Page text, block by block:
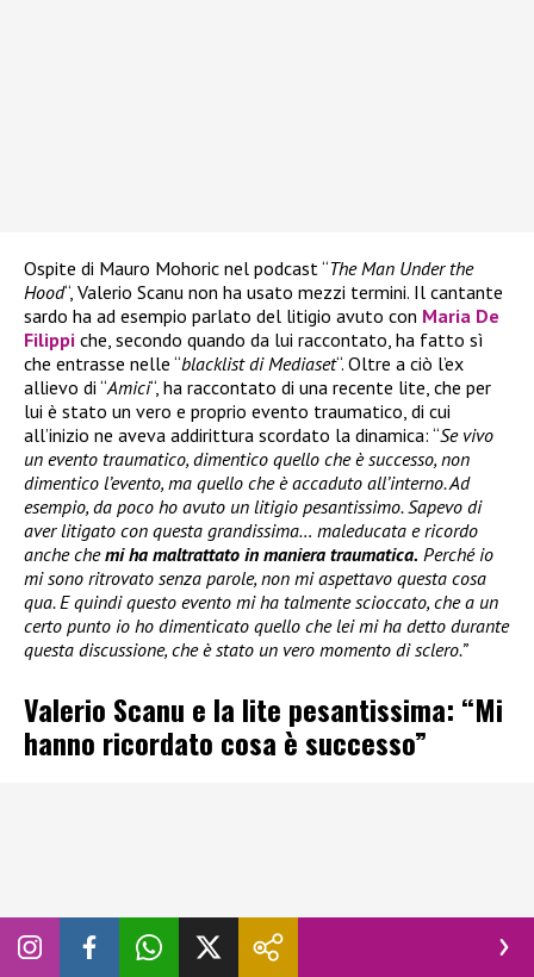
Ospite di Mauro Mohoric nel podcast “The Man Under the
Hood“, Valerio Scanu non ha usato mezzi termini. Il cantante
sardo ha ad esempio parlato del litigio avuto con Maria De
Filippi che, secondo quando da lui raccontato, ha fatto sì
che entrasse nelle “blacklist di Mediaset“. Oltre a ciò l’ex
allievo di “Amici“, ha raccontato di una recente lite, che per
lui è stato un vero e proprio evento traumatico, di cui
all’inizio ne aveva addirittura scordato la dinamica: “Se vivo
un evento traumatico, dimentico quello che è successo, non
dimentico l’evento, ma quello che è accaduto all’interno. Ad
esempio, da poco ho avuto un litigio pesantissimo. Sapevo di
aver litigato con questa grandissima… maleducata e ricordo
anche chemi ha maltrattato in maniera traumatica. Perché io
mi sono ritrovato senza parole, non mi aspettavo questa cosa
qua. E quindi questo evento mi ha talmente scioccato, che a un
certo punto io ho dimenticato quello che lei mi ha detto durante
questa discussione, che è stato un vero momento di sclero.”
Valerio Scanu e la lite pesantissima: “Mi
hanno ricordato cosa è successo”